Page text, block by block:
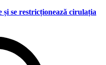
se restricționează cirulația